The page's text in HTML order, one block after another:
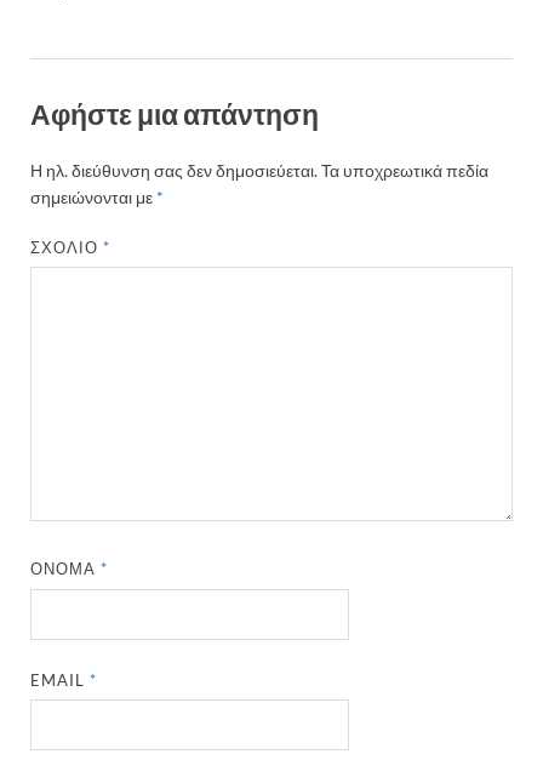
Αφήστε μια απάντηση
Η ηλ. διεύθυνση σας δεν δημοσιεύεται.Τα υποχρεωτικά πεδία
σημειώνονται με *
ΣΧΌΛΙΟ*
ΌΝΟΜΑ*
EMAIL*